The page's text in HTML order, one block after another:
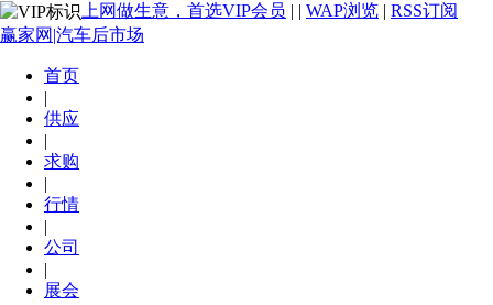
上网做生意，首选VIP会员 | | WAP浏览 | RSS订阅
赢家网|汽车后市场
首页
|
供应
|
求购
|
行情
|
公司
|
展会